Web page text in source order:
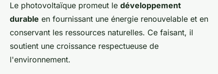
Le photovoltaïque promeut le développement
durable en fournissant une énergie renouvelable et en
conservant les ressources naturelles. Ce faisant, il
soutient une croissance respectueuse de
l'environnement.